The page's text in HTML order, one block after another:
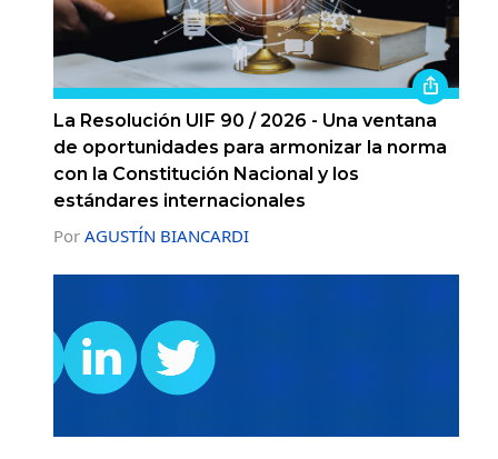
La Resolución UIF 90 / 2026 - Una ventana
de oportunidades para armonizar la norma
con la Constitución Nacional y los
estándares internacionales
Por AGUSTÍN BIANCARDI